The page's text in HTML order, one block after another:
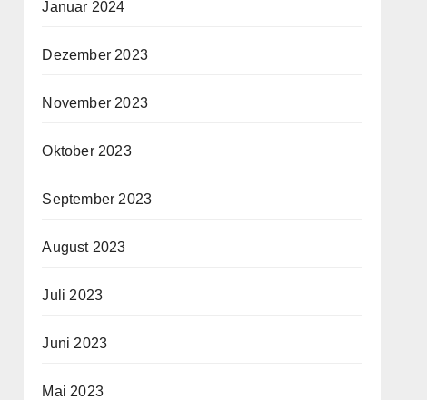
Januar 2024
Dezember 2023
November 2023
Oktober 2023
September 2023
August 2023
Juli 2023
Juni 2023
Mai 2023